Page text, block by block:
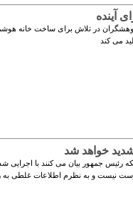
آینده
در تلاش برای ساخت خانه
می کند
خواهد شد
رئیس جمهور بیان می کنند با
نیست و به نظرم اطلاعات غلطی